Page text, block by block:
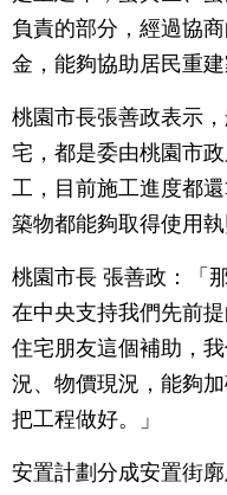
負責的部分，經過協
金，能夠協助居民重建
桃園市長張善政表示
宅，都是委由桃園市
工，目前施工進度都
築物都能夠取得使用
桃園市長 張善政：「
在中央支持我們先前
住宅朋友這個補助，
況、物價現況，能夠
把工程做好。」
安置計劃分成安置街